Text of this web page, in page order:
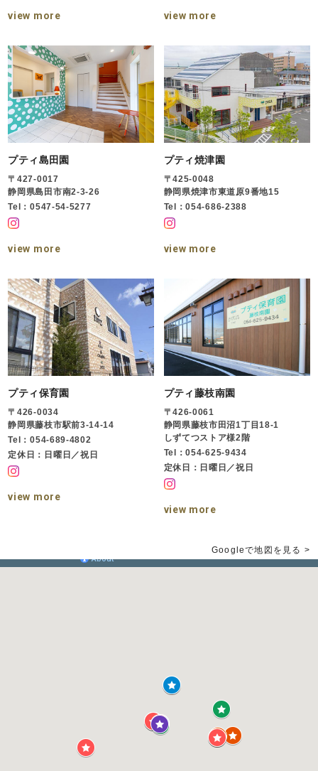
view more view more
プティ島田園
〒427-0017
静岡県島田市南2-3-26
Tel：0547-54-5277
view more
プティ焼津園
〒425-0048
静岡県焼津市東道原9番地15
Tel：054-686-2388
view more
プティ保育園
〒426-0034
静岡県藤枝市駅前3-14-14
Tel：054-689-4802
定休日：日曜日／祝日
view more
プティ藤枝南園
〒426-0061
静岡県藤枝市田沼1丁目18-1
しずてつストア様2階
Tel：054-625-9434
定休日：日曜日／祝日
view more
Googleで地図を見る >